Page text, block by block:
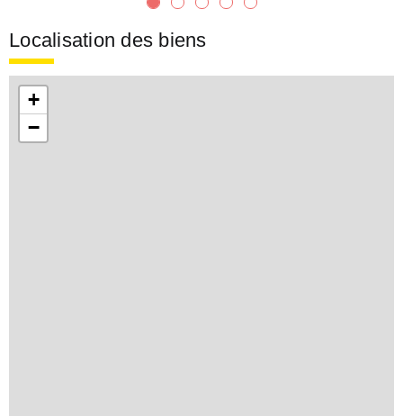
Localisation des biens
+
−